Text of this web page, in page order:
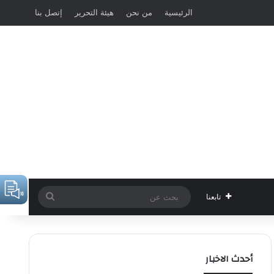
الرئيسية من نحن هيئة التحرير إتصل بنا
تابعنا
عن
أحدث الاخبار